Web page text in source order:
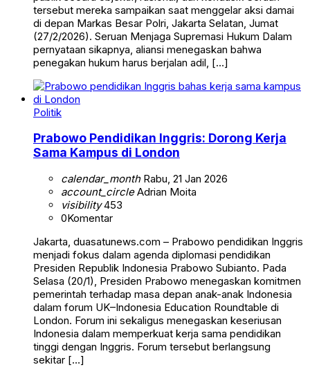
tersebut mereka sampaikan saat menggelar aksi damai
di depan Markas Besar Polri, Jakarta Selatan, Jumat
(27/2/2026). Seruan Menjaga Supremasi Hukum Dalam
pernyataan sikapnya, aliansi menegaskan bahwa
penegakan hukum harus berjalan adil, […]
Politik
Prabowo Pendidikan Inggris: Dorong Kerja
Sama Kampus di London
calendar_monthRabu, 21 Jan 2026
account_circleAdrian Moita
visibility453
0Komentar
Jakarta, duasatunews.com – Prabowo pendidikan Inggris
menjadi fokus dalam agenda diplomasi pendidikan
Presiden Republik Indonesia Prabowo Subianto. Pada
Selasa (20/1), Presiden Prabowo menegaskan komitmen
pemerintah terhadap masa depan anak-anak Indonesia
dalam forum UK–Indonesia Education Roundtable di
London. Forum ini sekaligus menegaskan keseriusan
Indonesia dalam memperkuat kerja sama pendidikan
tinggi dengan Inggris. Forum tersebut berlangsung
sekitar […]